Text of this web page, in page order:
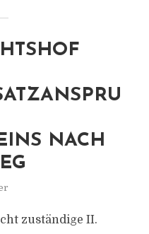
NACH Z
zuständige II.